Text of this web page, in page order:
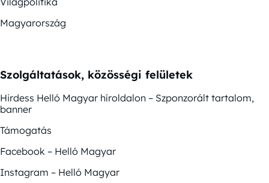
Magyarország
Szolgáltatások, közösségi felületek
Hirdess Helló Magyar híroldalon – Szponzorált tartalom,
banner
Támogatás
Facebook – Helló Magyar
Instagram – Helló Magyar